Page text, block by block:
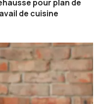
pour plan de
de cuisine